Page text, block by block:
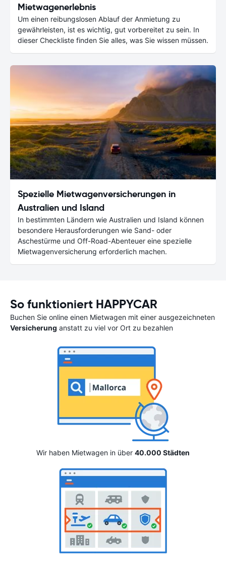
Mietwagenerlebnis
Um einen reibungslosen Ablauf der Anmietung zu
gewährleisten, ist es wichtig, gut vorbereitet zu sein. In
dieser Checkliste finden Sie alles, was Sie wissen müssen.
Spezielle Mietwagenversicherungen in
Australien und Island
In bestimmten Ländern wie Australien und Island können
besondere Herausforderungen wie Sand- oder
Aschestürme und Off-Road-Abenteuer eine spezielle
Mietwagenversicherung erforderlich machen.
So funktioniert HAPPYCAR
Buchen Sie online einen Mietwagen mit einer ausgezeichneten
Versicherung anstatt zu viel vor Ort zu bezahlen
Wir haben Mietwagen in über 40.000 Städten